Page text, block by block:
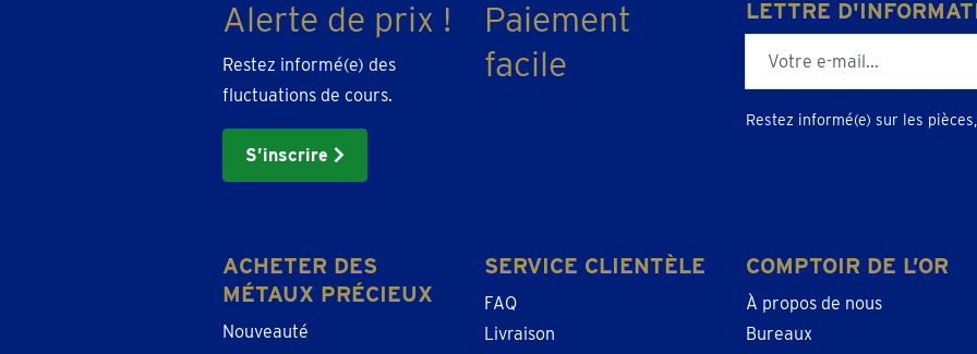
Alerte de prix !
Restez informé(e) des
fluctuations de cours.
S’inscrire
Paiement
facile
LETTRE
Restez informé(e) sur les
ACHETER DES
MÉTAUX PRÉCIEUX
Nouveauté
SERVICE CLIENTÈLE
FAQ
Livraison
COMPTOIR DE L’OR
À propos de nous
Bureaux